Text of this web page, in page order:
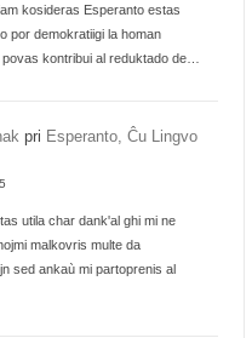
kosideras Esperanto estas
por demokratiigi la homan
kontribui al reduktado de…
pri Esperanto, Ĉu Lingvo
utila char dank'al ghi mi ne
malkovris multe da
sed ankaù mi partoprenis al